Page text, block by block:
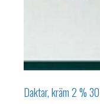
Daktar, kräm 2 %